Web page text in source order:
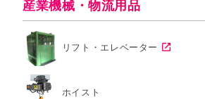
産業機械・物流用品
リフト・エレベーター
ホイスト